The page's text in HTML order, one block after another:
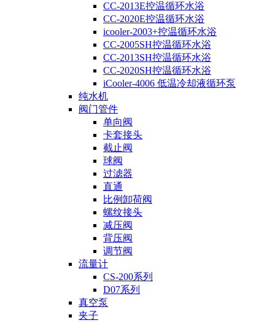
CC-2013E控温循环水浴
CC-2020E控温循环水浴
icooler-2003+控温循环水浴
CC-2005SH控温循环水浴
CC-2013SH控温循环水浴
CC-2020SH控温循环水浴
iCooler-4006 低温冷却液循环泵
纯水机
阀门管件
单向阀
卡套接头
截止阀
球阀
过滤器
直通
比例卸荷阀
螺纹接头
减压阀
背压阀
调节阀
流量计
CS-200系列
D07系列
真空泵
夹子